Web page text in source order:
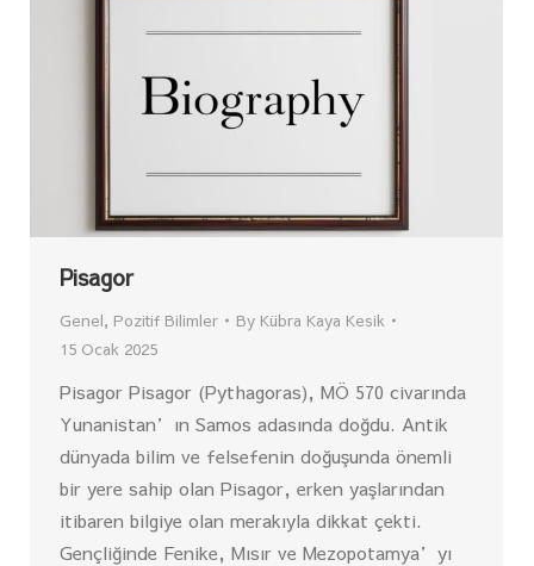
Pisagor
Genel, Pozitif Bilimler By Kübra Kaya Kesik
15 Ocak 2025
Pisagor Pisagor (Pythagoras), MÖ 570 civarında
Yunanistan’ın Samos adasında doğdu. Antik
dünyada bilim ve felsefenin doğuşunda önemli
bir yere sahip olan Pisagor, erken yaşlarından
itibaren bilgiye olan merakıyla dikkat çekti.
Gençliğinde Fenike, Mısır ve Mezopotamya’yı